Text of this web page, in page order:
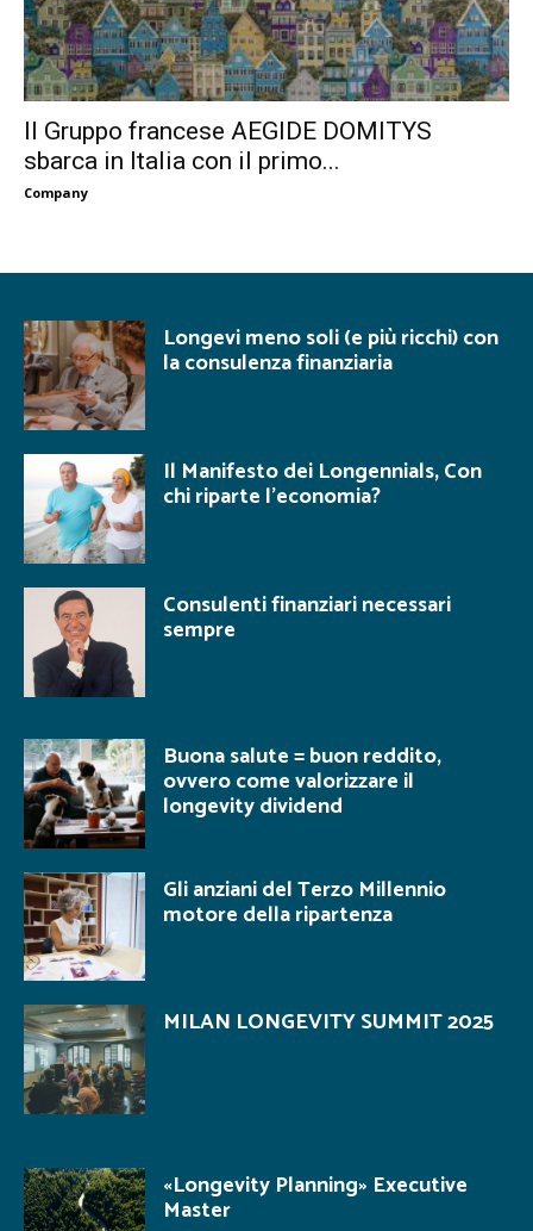
Il Gruppo francese AEGIDE DOMITYS
sbarca in Italia con il primo...
Company
Longevi meno soli (e più ricchi) con
la consulenza finanziaria
Il Manifesto dei Longennials, Con
chi riparte l’economia?
Consulenti finanziari necessari
sempre
Buona salute = buon reddito,
ovvero come valorizzare il
longevity dividend
Gli anziani del Terzo Millennio
motore della ripartenza
MILAN LONGEVITY SUMMIT 2025
«Longevity Planning» Executive
Master